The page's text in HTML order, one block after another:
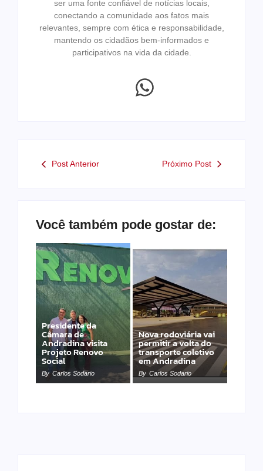
ser uma fonte confiável de notícias locais,
conectando a comunidade aos fatos mais
relevantes, sempre com ética e responsabilidade,
mantendo os cidadãos bem-informados e
participativos na vida da cidade.
Post Anterior Próximo Post
Você também pode gostar de:
Presidente da
Câmara de
Andradina visita
Projeto Renovo
Social
By Carlos Sodario
Nova rodoviária vai
permitir a volta do
transporte coletivo
em Andradina
By Carlos Sodario